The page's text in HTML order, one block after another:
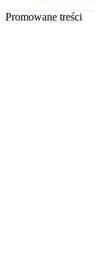
Promowane treści